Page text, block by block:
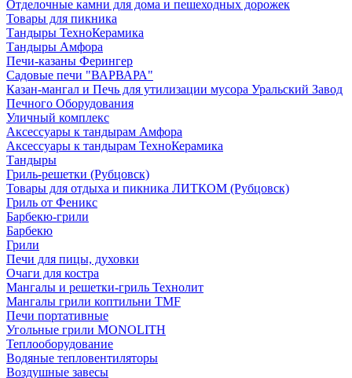
Отделочные камни для дома и пешеходных дорожек
Товары для пикника
Тандыры ТехноКерамика
Тандыры Амфора
Печи-казаны Ферингер
Садовые печи "ВАРВАРА"
Казан-мангал и Печь для утилизации мусора Уральский Завод
Печного Оборудования
Уличный комплекс
Аксессуары к тандырам Амфора
Аксессуары к тандырам ТехноКерамика
Тандыры
Гриль-решетки (Рубцовск)
Товары для отдыха и пикника ЛИТКОМ (Рубцовск)
Гриль от Феникс
Барбекю-грили
Барбекю
Грили
Печи для пицы, духовки
Очаги для костра
Мангалы и решетки-гриль Технолит
Мангалы грили коптильни TMF
Печи портативные
Угольные грили MONOLITH
Теплооборудование
Водяные тепловентиляторы
Воздушные завесы